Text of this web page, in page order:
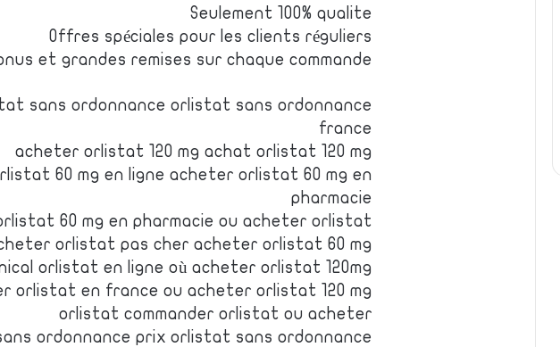
Seulement 100% qualite
Offres spéciales pour les clients réguliers
et grandes remises sur chaque commande
sans ordonnance orlistat sans ordonnance
france
acheter orlistat 120 mg achat orlistat 120 mg
60 mg en ligne acheter orlistat 60 mg en
pharmacie
60 mg en pharmacie ou acheter orlistat
orlistat pas cher acheter orlistat 60 mg
orlistat en ligne où acheter orlistat 120mg ?
orlistat en france ou acheter orlistat 120 mg
orlistat commander orlistat ou acheter
ordonnance prix orlistat sans ordonnance